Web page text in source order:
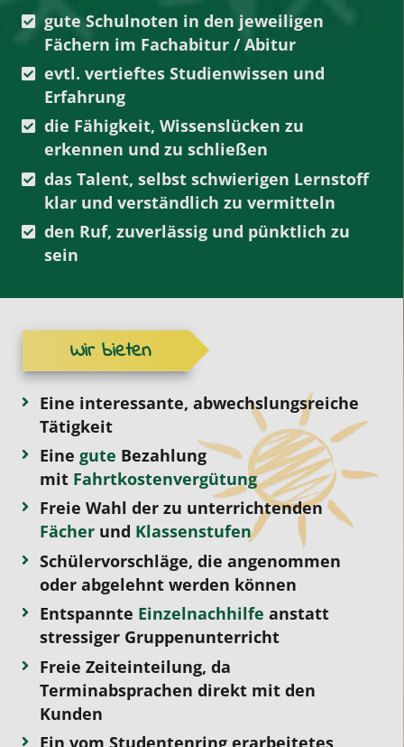
gute Schulnoten in den jeweiligen
Fächern im Fachabitur /Abitur
evtl. vertieftes Studienwissen und
Erfahrung
die Fähigkeit, Wissenslücken zu
erkennen und zu schließen
das Talent, selbst schwierigen Lernstoff
klar und verständlich zu vermitteln
den Ruf, zuverlässig und pünktlich zu
sein
Wir bieten
Eine interessante, abwechslungsreiche
Tätigkeit
Einegute Bezahlung
mit Fahrtkostenvergütung
Freie Wahl der zu unterrichtenden
Fächer und Klassenstufen
Schülervorschläge, die angenommen
oder abgelehnt werden können
Entspannte Einzelnachhilfe anstatt
stressiger Gruppenunterricht
Freie Zeiteinteilung, da
Terminabsprachen direkt mit den
Kunden
Ein vom Studentenring erarbeitetes